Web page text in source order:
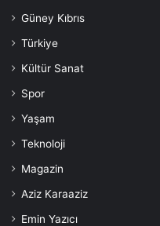
Güney Kıbrıs
Türkiye
Kültür Sanat
Spor
Yaşam
Teknoloji
Magazin
Aziz Karaaziz
Emin Yazıcı